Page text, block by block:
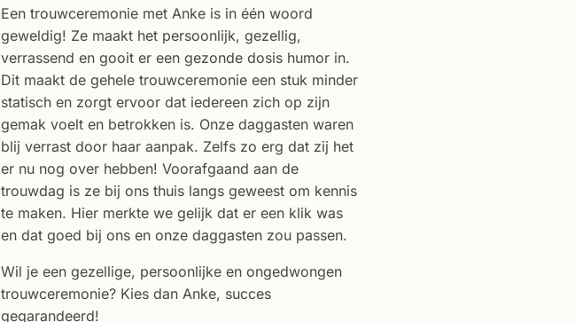
Een trouwceremonie met Anke is in één woord
geweldig! Ze maakt het persoonlijk, gezellig,
verrassend en gooit er een gezonde dosis humor in.
Dit maakt de gehele trouwceremonie een stuk minder
statisch en zorgt ervoor dat iedereen zich op zijn
gemak voelt en betrokken is. Onze daggasten waren
blij verrast door haar aanpak. Zelfs zo erg dat zij het
er nu nog over hebben! Voorafgaand aan de
trouwdag is ze bij ons thuis langs geweest om kennis
te maken. Hier merkte we gelijk dat er een klik was
en dat goed bij ons en onze daggasten zou passen.
Wil je een gezellige, persoonlijke en ongedwongen
trouwceremonie? Kies dan Anke, succes
gegarandeerd!